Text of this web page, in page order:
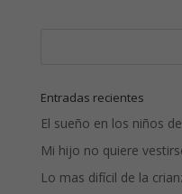
Entradas recientes
El sueño en los niños
Mi hijo no quiere
Lo mas difícil de la